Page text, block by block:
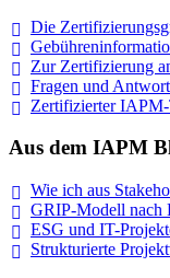
Die
Zur Zertifizierung
Fragen und
Zertifizierter
Aus dem IAPM
Wie ich aus
GRIP-Modell nach
ESG und IT-
Strukturierte